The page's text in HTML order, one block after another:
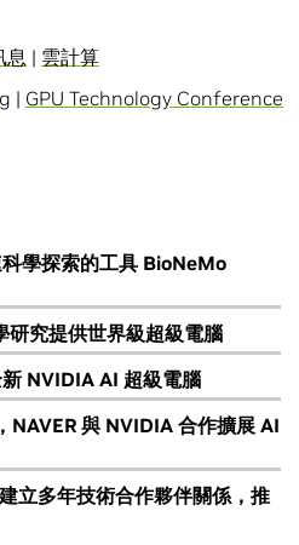
息 | 雲計算
| GPU Technology Conference
學探索的工具 BioNeMo
究提供世界級超級電腦
NVIDIA AI 超級電腦
NAVER 與 NVIDIA 合作擴展 AI
立多年技術合作夥伴關係，推